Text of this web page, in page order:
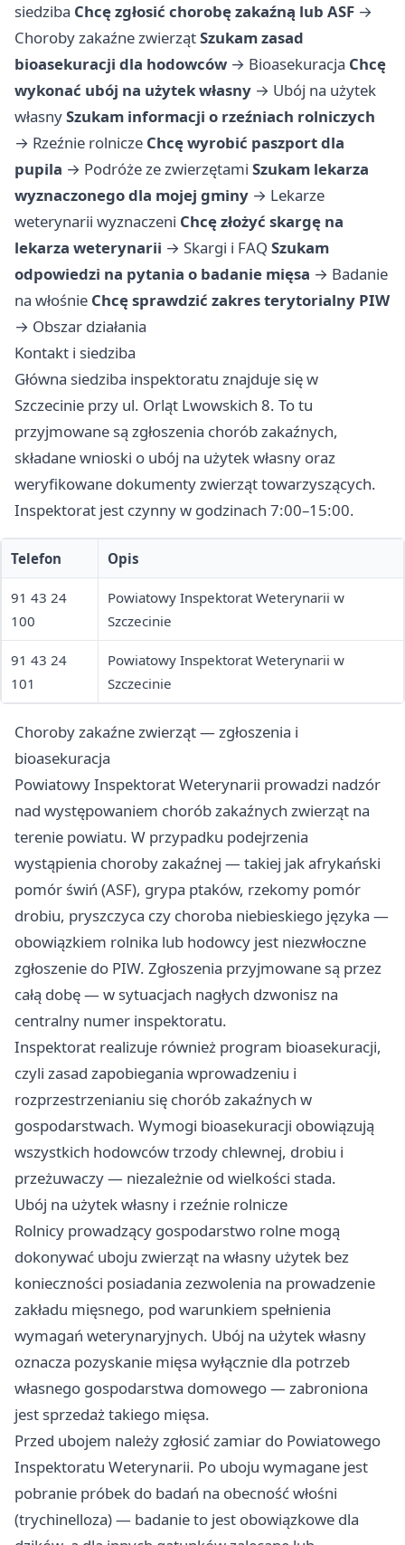
siedziba Chcę zgłosić chorobę zakaźną lub ASF →
Choroby zakaźne zwierzątSzukam zasad
bioasekuracji dla hodowców → Bioasekuracja Chcę
wykonać ubój na użytek własny → Ubój na użytek
własnySzukam informacji o rzeźniach rolniczych
→ Rzeźnie rolnicze Chcę wyrobić paszport dla
pupila → Podróże ze zwierzętami Szukam lekarza
wyznaczonego dla mojej gminy → Lekarze
weterynarii wyznaczeni Chcę złożyć skargę na
lekarza weterynarii → Skargi i FAQ Szukam
odpowiedzi na pytania o badanie mięsa → Badanie
na włośnie Chcę sprawdzić zakres terytorialny PIW
→ Obszar działania
Kontakt i siedziba
Główna siedziba inspektoratu znajduje się w
Szczecinie przy ul. Orląt Lwowskich 8. To tu
przyjmowane są zgłoszenia chorób zakaźnych,
składane wnioski o ubój na użytek własny oraz
weryfikowane dokumenty zwierząt towarzyszących.
Inspektorat jest czynny w godzinach 7:00–15:00.
Telefon Opis
91 43 24
100
Powiatowy Inspektorat Weterynarii w
Szczecinie
91 43 24
101
Powiatowy Inspektorat Weterynarii w
Szczecinie
Choroby zakaźne zwierząt — zgłoszenia i
bioasekuracja
Powiatowy Inspektorat Weterynarii prowadzi nadzór
nad występowaniem chorób zakaźnych zwierząt na
terenie powiatu. W przypadku podejrzenia
wystąpienia choroby zakaźnej — takiej jak afrykański
pomór świń (ASF), grypa ptaków, rzekomy pomór
drobiu, pryszczyca czy choroba niebieskiego języka —
obowiązkiem rolnika lub hodowcy jest niezwłoczne
zgłoszenie do PIW. Zgłoszenia przyjmowane są przez
całą dobę — w sytuacjach nagłych dzwonisz na
centralny numer inspektoratu.
Inspektorat realizuje również program bioasekuracji,
czyli zasad zapobiegania wprowadzeniu i
rozprzestrzenianiu się chorób zakaźnych w
gospodarstwach. Wymogi bioasekuracji obowiązują
wszystkich hodowców trzody chlewnej, drobiu i
przeżuwaczy — niezależnie od wielkości stada.
Ubój na użytek własny i rzeźnie rolnicze
Rolnicy prowadzący gospodarstwo rolne mogą
dokonywać uboju zwierząt na własny użytek bez
konieczności posiadania zezwolenia na prowadzenie
zakładu mięsnego, pod warunkiem spełnienia
wymagań weterynaryjnych. Ubój na użytek własny
oznacza pozyskanie mięsa wyłącznie dla potrzeb
własnego gospodarstwa domowego — zabroniona
jest sprzedaż takiego mięsa.
Przed ubojem należy zgłosić zamiar do Powiatowego
Inspektoratu Weterynarii. Po uboju wymagane jest
pobranie próbek do badań na obecność włośni
(trychinelloza) — badanie to jest obowiązkowe dla